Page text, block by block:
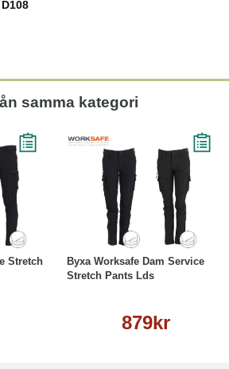
D108
samma kategori
Stretch
Byxa Worksafe Dam Service
Stretch Pants Lds
879kr
Läs mer